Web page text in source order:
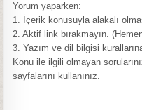
Yorum yaparken:
1. İçerik konusuyla alakalı
2. Aktif link bırakmayın.
3. Yazım ve dil bilgisi
Konu ile ilgili olmayan
sayfalarını kullanınız.